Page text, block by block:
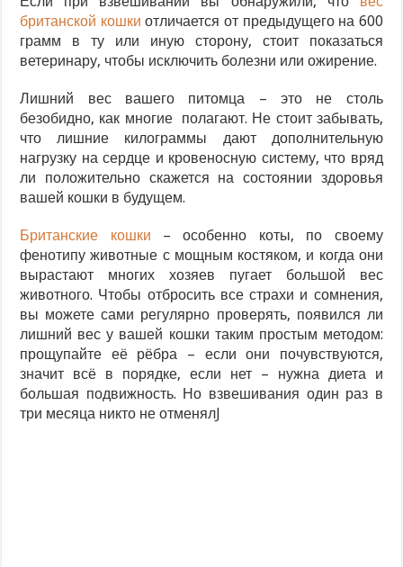
британской кошки отличается от предыдущего на 600
грамм в ту или иную сторону, стоит показаться
ветеринару, чтобы исключить болезни или ожирение.
Лишний вес вашего питомца – это не столь
безобидно, как многие полагают. Не стоит забывать,
что лишние килограммы дают дополнительную
нагрузку на сердце и кровеносную систему, что вряд
ли положительно скажется на состоянии здоровья
вашей кошки в будущем.
Британские кошки – особенно коты, по своему
фенотипу животные с мощным костяком, и когда они
вырастают многих хозяев пугает большой вес
животного. Чтобы отбросить все страхи и сомнения,
вы можете сами регулярно проверять, появился ли
лишний вес у вашей кошки таким простым методом:
прощупайте её рёбра – если они почувствуются,
значит всё в порядке, если нет – нужна диета и
большая подвижность. Но взвешивания один раз в
три месяца никто не отменялJ